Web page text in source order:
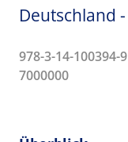
Deutschland
978-3-14-
7000000